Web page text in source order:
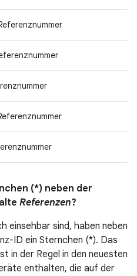
(*) neben der
Referenzen?
einsehbar sind, haben neben
ID ein Sternchen (*). Das
in der Regel in den neuesten
enthalten, die auf der